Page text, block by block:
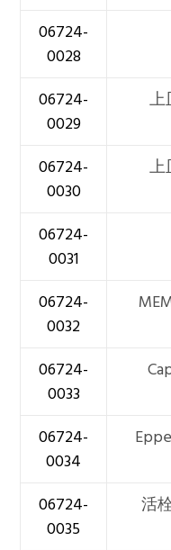
06724-
0028
06724-
0029
上
06724-
0030
上
06724-
0031
06724-
0032
06724-
0033
06724-
0034
06724-
0035
活